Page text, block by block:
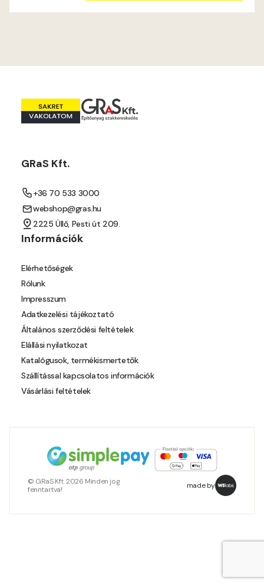
GRaS Kft.
+36 70 533 3000
webshop@gras.hu
2225 Üllő, Pesti út 209.
Információk
Elérhetőségek
Rólunk
Impresszum
Adatkezelési tájékoztató
Általános szerződési feltételek
Elállási nyilatkozat
Katalógusok, termékismertetők
Szállítással kapcsolatos információk
Vásárlási feltételek
© GRaS Kft. 2026 Minden jog
fenntartva!
made by